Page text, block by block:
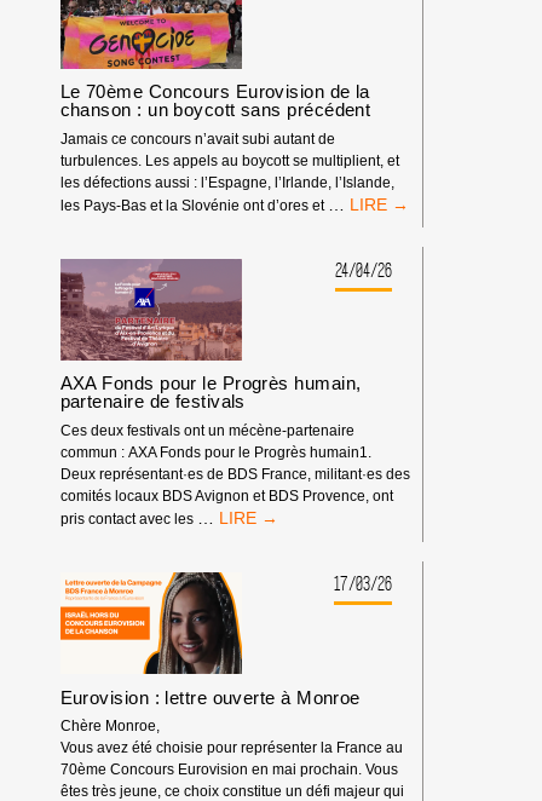
LA
TV
POUR
LE
CONCOURS
EUROVISION
DE
CHANSON
2026
Le 70ème Concours Eurovision de la
chanson : un boycott sans précédent
Jamais ce concours n’avait subi autant de
turbulences. Les appels au boycott se multiplient, et
les défections aussi : l’Espagne, l’Irlande, l’Islande,
les Pays-Bas et la Slovénie ont d’ores et
LE
CONCOURS
EUROVISION
DE
UN
PRÉCÉDENT
24/04/26
AXA Fonds pour le Progrès humain,
partenaire de festivals
Ces deux festivals ont un mécène-partenaire
commun : AXA Fonds pour le Progrès humain1.
Deux représentant·es de BDS France, militant·es des
comités locaux BDS Avignon et BDS Provence, ont
pris contact avec les
AXA
LE
PROGRÈS
HUMAIN,
PARTENAIRE
DE
FESTIVALS
17/03/26
Eurovision : lettre ouverte à Monroe
Chère Monroe,
Vous avez été choisie pour représenter la France au
70ème Concours Eurovision en mai prochain. Vous
êtes très jeune, ce choix constitue un défi majeur qui